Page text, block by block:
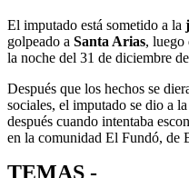
El imputado está sometido a la
golpeado a Santa Arias, luego
la noche del 31 de diciembre
Después que los hechos se
sociales, el imputado se dio a
después cuando intentaba
en la comunidad El Fundó, de
TEMAS -